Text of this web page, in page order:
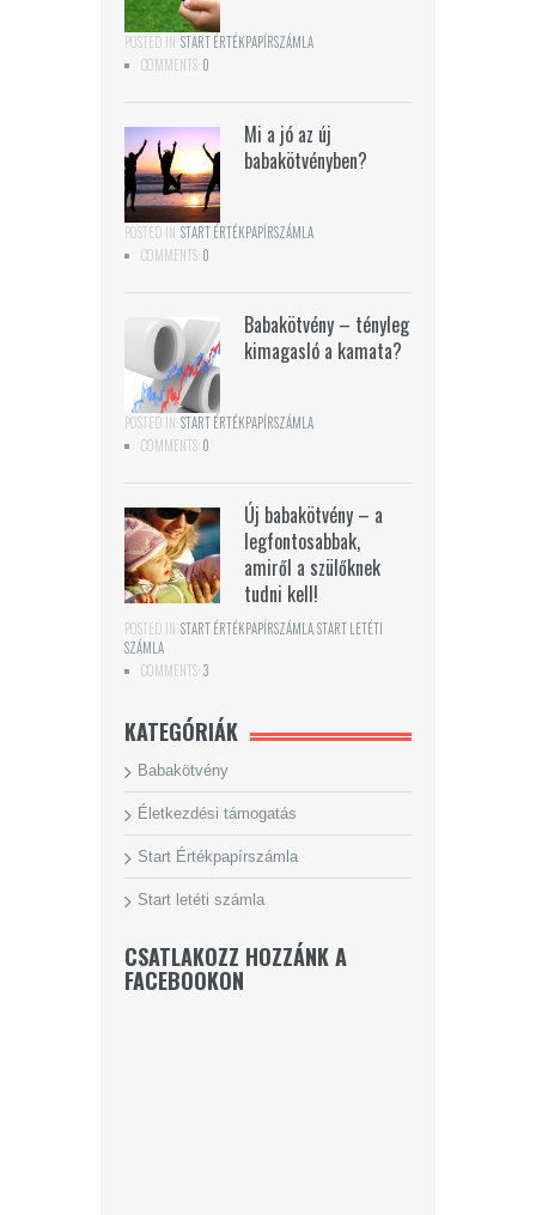
POSTED IN:START ÉRTÉKPAPÍRSZÁMLA
COMMENTS:0
Mi a jó az új
babakötvényben?
POSTED IN:START ÉRTÉKPAPÍRSZÁMLA
COMMENTS:0
Babakötvény – tényleg
kimagasló a kamata?
POSTED IN:START ÉRTÉKPAPÍRSZÁMLA
COMMENTS:0
Új babakötvény – a
legfontosabbak,
amiről a szülőknek
tudni kell!
POSTED IN:START ÉRTÉKPAPÍRSZÁMLA,START LETÉTI
SZÁMLA
COMMENTS:3
KATEGÓRIÁK
Babakötvény
Életkezdési támogatás
Start Értékpapírszámla
Start letéti számla
CSATLAKOZZ HOZZÁNK A
FACEBOOKON